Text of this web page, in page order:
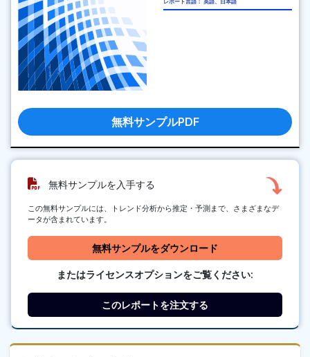
レポート言語： 英語、日本語
無料サンプルPDF
無料サンプルを入手する
この無料サンプルには、トレンド分析から推定・予測まで、さまざまなデ
ータが含まれています。
無料サンプルをダウンロード
またはライセンスオプションをご覧ください:
このレポートを注文する